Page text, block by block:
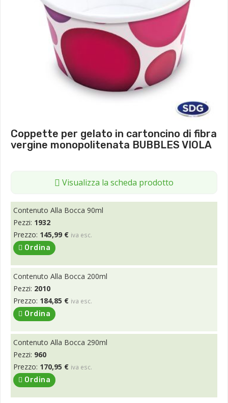
Coppette per gelato in cartoncino di fibra
vergine monopolitenata BUBBLES VIOLA
Visualizza la scheda prodotto
Contenuto Alla Bocca 90ml
Pezzi: 1932
Prezzo: 145,99 € iva esc.
Ordina
Contenuto Alla Bocca 200ml
Pezzi: 2010
Prezzo: 184,85 € iva esc.
Ordina
Contenuto Alla Bocca 290ml
Pezzi: 960
Prezzo: 170,95 € iva esc.
Ordina